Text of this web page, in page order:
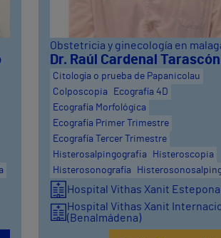
Obstetricia y ginecología en
Dr. Raúl Cardenal Tarascón
Citología o prueba de Papanicolau
Colposcopia
Ecografía 4D
Ecografía Morfológica
Ecografía Primer Trimestre
Ecografía Tercer Trimestre
Histerosalpingografia
Histeroscopia
Histerosonografía
Hospital Vithas Xanit Estepona
Hospital Vithas Xanit
(Benalmádena)